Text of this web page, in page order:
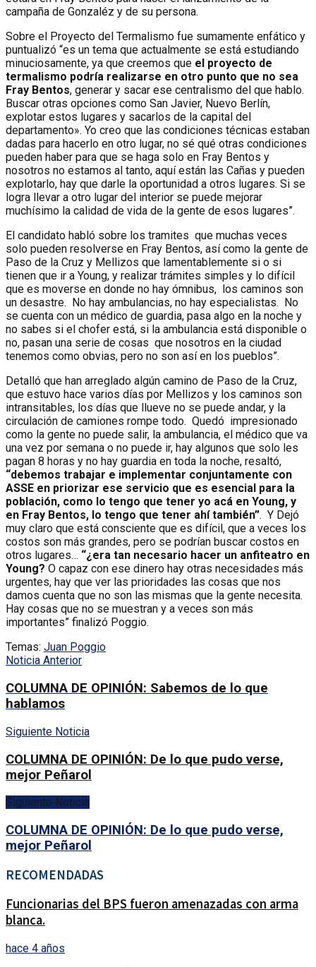
campaña de Gonzaléz y de su persona.
Sobre el Proyecto del Termalismo fue sumamente enfático y
puntualizó “es un tema que actualmente se está estudiando
minuciosamente, ya que creemos que el proyecto de
termalismo podría realizarse en otro punto que no sea
Fray Bentos, generar y sacar ese centralismo del que hablo.
Buscar otras opciones como San Javier, Nuevo Berlín,
explotar estos lugares y sacarlos de la capital del
departamento». Yo creo que las condiciones técnicas estaban
dadas para hacerlo en otro lugar, no sé qué otras condiciones
pueden haber para que se haga solo en Fray Bentos y
nosotros no estamos al tanto, aquí están las Cañas y pueden
explotarlo, hay que darle la oportunidad a otros lugares. Si se
logra llevar a otro lugar del interior se puede mejorar
muchísimo la calidad de vida de la gente de esos lugares”.
El candidato habló sobre los tramites que muchas veces
solo pueden resolverse en Fray Bentos, así como la gente de
Paso de la Cruz y Mellizos que lamentablemente si o si
tienen que ir a Young, y realizar trámites simples y lo difícil
que es moverse en donde no hay ómnibus, los caminos son
un desastre. No hay ambulancias, no hay especialistas. No
se cuenta con un médico de guardia, pasa algo en la noche y
no sabes si el chofer está, si la ambulancia está disponible o
no, pasan una serie de cosas que nosotros en la ciudad
tenemos como obvias, pero no son así en los pueblos”.
Detalló que han arreglado algún camino de Paso de la Cruz,
que estuvo hace varios días por Mellizos y los caminos son
intransitables, los días que llueve no se puede andar, y la
circulación de camiones rompe todo. Quedó impresionado
como la gente no puede salir, la ambulancia, el médico que va
una vez por semana o no puede ir, hay algunos que solo les
pagan 8 horas y no hay guardia en toda la noche, resaltó,
“debemos trabajar e implementar conjuntamente con
ASSE en priorizar ese servicio que es esencial para la
población, como lo tengo que tener yo acá en Young, y
en Fray Bentos, lo tengo que tener ahí también”. Y Dejó
muy claro que está consciente que es difícil, que a veces los
costos son más grandes, pero se podrían buscar costos en
otros lugares… “¿era tan necesario hacer un anfiteatro en
Young? O capaz con ese dinero hay otras necesidades más
urgentes, hay que ver las prioridades las cosas que nos
damos cuenta que no son las mismas que la gente necesita.
Hay cosas que no se muestran y a veces son más
importantes” finalizó Poggio.
Temas: Juan Poggio
Noticia Anterior
COLUMNA DE OPINIÓN: Sabemos de lo que
hablamos
Siguiente Noticia
COLUMNA DE OPINIÓN: De lo que pudo verse,
mejor Peñarol
Siguiente Noticia
COLUMNA DE OPINIÓN: De lo que pudo verse,
mejor Peñarol
RECOMENDADAS
Funcionarias del BPS fueron amenazadas con arma
blanca.
hace 4 años